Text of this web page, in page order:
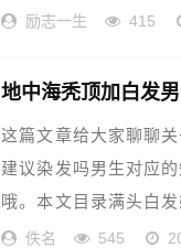
励志一生 415
地中海秃顶加白发
这篇文章给大家聊聊
建议染发吗男生对应
哦。本文目录满头白
适合留……
佚名 545